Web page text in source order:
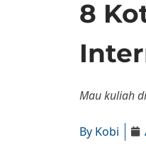
8
Mau kuliah
By Kobi